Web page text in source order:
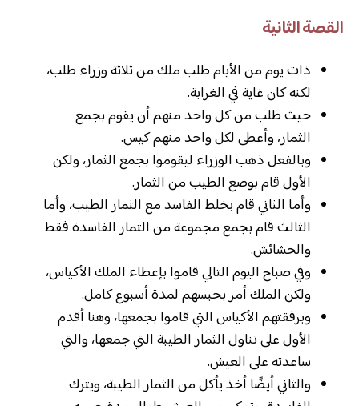
القصة الثانية
ذات يوم من الأيام طلب ملك من ثلاثة وزراء طلب،
لكنه كان غاية في الغرابة.
حيث طلب من كل واحد منهم أن يقوم بجمع
الثمار، وأعطى لكل واحد منهم كيس.
وبالفعل ذهب الوزراء ليقوموا بجمع الثمار، ولكن
الأول قام بوضع الطيب من الثمار.
وأما الثاني قام بخلط الفاسد مع الثمار الطيب، وأما
الثالث قام بجمع مجموعة من الثمار الفاسدة فقط
والحشائش.
وفي صباح اليوم التالي قاموا بإعطاء الملك الأكياس،
ولكن الملك أمر بحبسهم لمدة أسبوع كامل.
وبرفقتهم الأكياس التي قاموا بجمعها، وهنا أقدم
الأول على تناول الثمار الطيبة التي جمعها، والتي
ساعدته على العيش.
والثاني أيضًا أخذ يأكل من الثمار الطيبة، ويترك